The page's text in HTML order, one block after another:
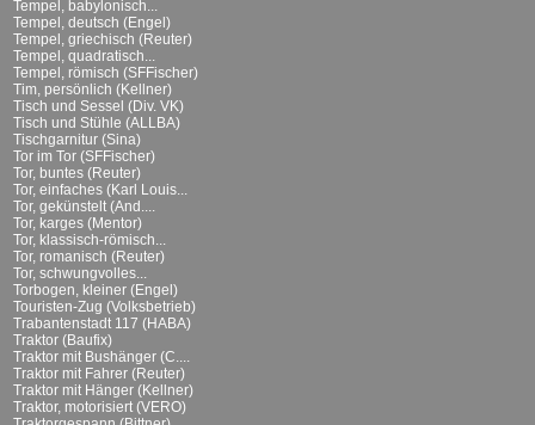
Tempel, babylonisch...
Tempel, deutsch (Engel)
Tempel, griechisch (Reuter)
Tempel, quadratisch...
Tempel, römisch (SFFischer)
Tim, persönlich (Kellner)
Tisch und Sessel (Div. VK)
Tisch und Stühle (ALLBA)
Tischgarnitur (Sina)
Tor im Tor (SFFischer)
Tor, buntes (Reuter)
Tor, einfaches (Karl Louis...
Tor, gekünstelt (And....
Tor, karges (Mentor)
Tor, klassisch-römisch...
Tor, romanisch (Reuter)
Tor, schwungvolles...
Torbogen, kleiner (Engel)
Touristen-Zug (Volksbetrieb)
Trabantenstadt 117 (HABA)
Traktor (Baufix)
Traktor mit Bushänger (C....
Traktor mit Fahrer (Reuter)
Traktor mit Hänger (Kellner)
Traktor, motorisiert (VERO)